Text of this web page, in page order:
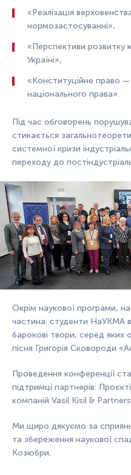
«Реалізація
нормозастосуванні»,
«Перспективи розвитку
Україні»,
«Конституційне право
національного права».
Під час обговорень
стикається
системної кризи
переходу до
Окрім наукової програми, на
частина: студенти НаУКМА
барокові твори, серед яких
пісня Григорія Сковороди
Проведення конференції
підтримці партнерів:
компаній Vasil Kisil &
Ми щиро дякуємо за
та збереження наукової
Козюбри.